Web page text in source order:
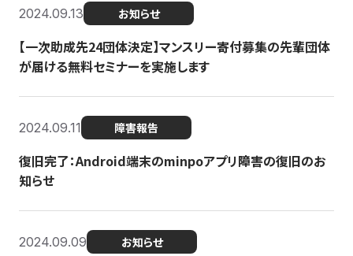
2024.09.13 お知らせ
【一次助成先24団体決定】マンスリー寄付募集の先輩団体
が届ける無料セミナーを実施します
2024.09.11 障害報告
復旧完了：Android端末のminpoアプリ障害の復旧のお
知らせ
2024.09.09 お知らせ